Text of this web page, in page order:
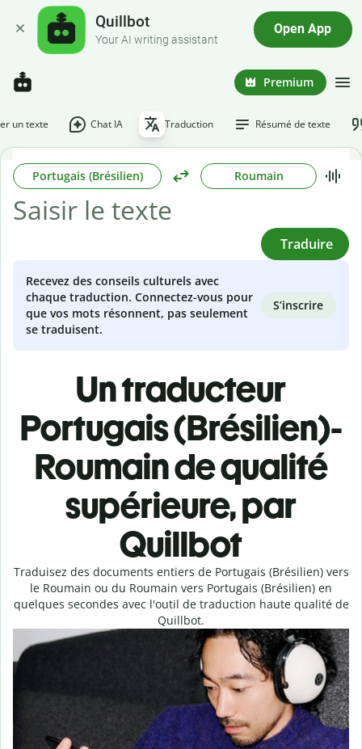
Quillbot
Your AI writing assistant
Open App
Premium
un texte Chat IA Traduction Résumé de texte
Portugais (Brésilien) Roumain
Traduire
Recevez des conseils culturels avec
chaque traduction. Connectez-vous pour
que vos mots résonnent, pas seulement
se traduisent.
S’inscrire
Un traducteur
Portugais (Brésilien)-
Roumain de qualité
supérieure, par
Quillbot
Traduisez des documents entiers de Portugais (Brésilien) vers
le Roumain ou du Roumain vers Portugais (Brésilien) en
quelques secondes avec l'outil de traduction haute qualité de
Quillbot.